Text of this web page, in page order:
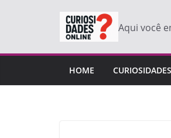
conteúdo
Aqui você
HOME CURIOSIDADES